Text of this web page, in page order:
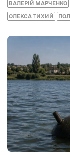
ВАЛЕРІЙ МАРЧЕНКО
ОЛЕКСА ТИХИЙ